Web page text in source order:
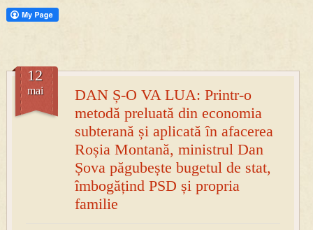
DAN Ș-O VA LUA: Printr-o
metodă preluată din economia
subterană și aplicată în afacerea
Roșia Montană, ministrul Dan
Șova păgubește bugetul de stat,
îmbogățind PSD și propria
familie
12
mai